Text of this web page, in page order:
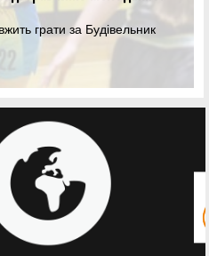
грати за Будівельник